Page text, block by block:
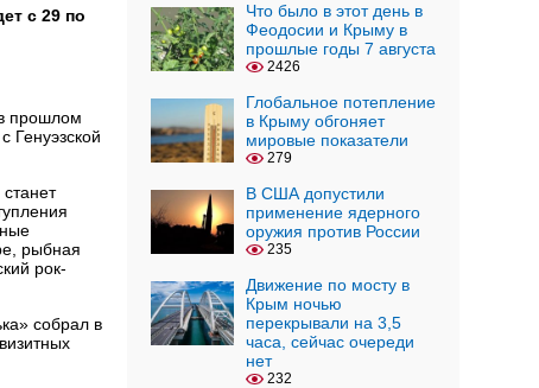
с 29 по
прошлом
Генуэзской
рыбная
рок-
собрал в
Что было в этот день в
Феодосии и Крыму в
прошлые годы 7 августа
2426
Глобальное потепление
в Крыму обгоняет
мировые показатели
279
В США допустили
применение ядерного
оружия против России
235
Движение по мосту в
Крым ночью
перекрывали на 3,5
часа, сейчас очереди
нет
232